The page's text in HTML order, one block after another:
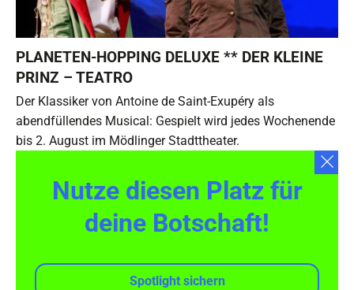
PLANETEN-HOPPING DELUXE ** DER KLEINE
PRINZ – TEATRO
Der Klassiker von Antoine de Saint-Exupéry als
abendfüllendes Musical: Gespielt wird jedes Wochenende
bis 2. August im Mödlinger Stadttheater.
Nutze diesen Platz für
deine Botschaft!
Spotlight sichern